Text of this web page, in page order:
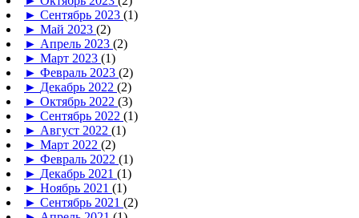
► Сентябрь 2023 (1)
► Май 2023 (2)
► Апрель 2023 (2)
► Март 2023 (1)
► Февраль 2023 (2)
► Декабрь 2022 (2)
► Октябрь 2022 (3)
► Сентябрь 2022 (1)
► Август 2022 (1)
► Март 2022 (2)
► Февраль 2022 (1)
► Декабрь 2021 (1)
► Ноябрь 2021 (1)
► Сентябрь 2021 (2)